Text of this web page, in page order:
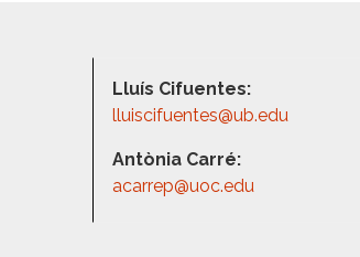
Lluís Cifuentes:
lluiscifuentes@ub.edu
Antònia Carré:
acarrep@uoc.edu